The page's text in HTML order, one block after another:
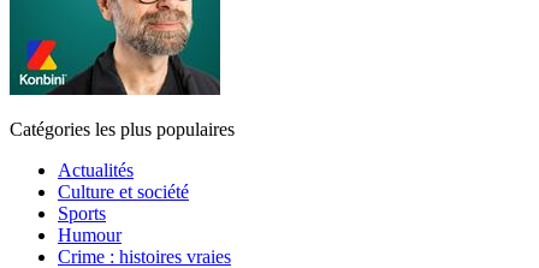
Catégories les plus populaires
Actualités
Culture et société
Sports
Humour
Crime : histoires vraies